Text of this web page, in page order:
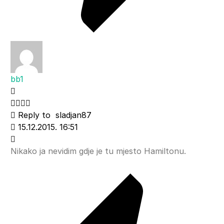
bb1
Reply to sladjan87
15.12.2015. 16:51
Nikako ja nevidim gdje je tu mjesto Hamiltonu.